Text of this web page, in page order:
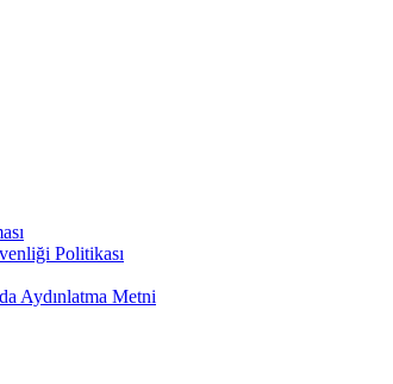
Politikası
Aydınlatma Metni